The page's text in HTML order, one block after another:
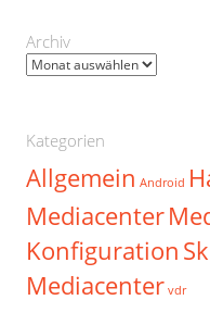
Archiv
Archiv
Kategorien
Allgemein Android
Mediacenter
Konfiguration
Mediacenter vdr